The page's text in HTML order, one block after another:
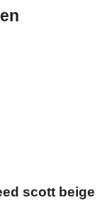
scott beige